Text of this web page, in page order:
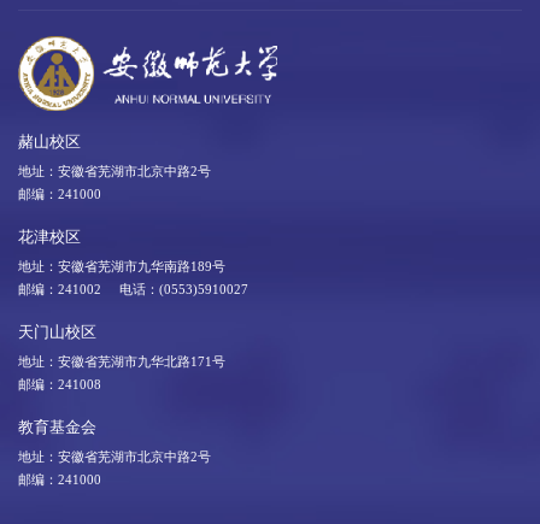
赭山校区
地址：安徽省芜湖市北京中路2号
邮编：241000
花津校区
地址：安徽省芜湖市九华南路189号
邮编：241002 电话：(0553)5910027
天门山校区
地址：安徽省芜湖市九华北路171号
邮编：241008
教育基金会
地址：安徽省芜湖市北京中路2号
邮编：241000